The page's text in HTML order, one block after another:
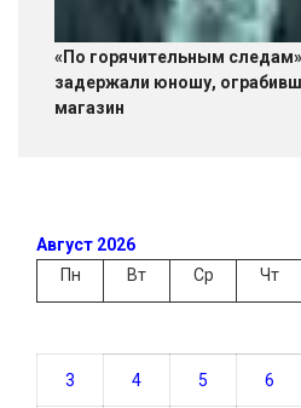
«По горячительным
задержали юношу,
магазин
Август 2026
Пн
Вт Ср Чт
3 4 5 6